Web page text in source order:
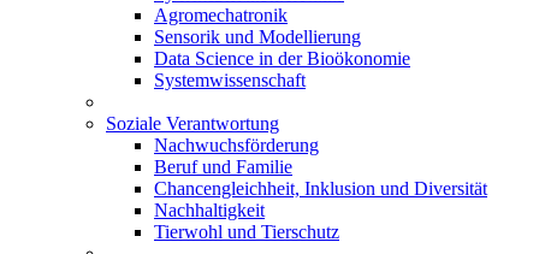
Agromechatronik
Sensorik und Modellierung
Data Science in der Bioökonomie
Systemwissenschaft
Soziale Verantwortung
Nachwuchsförderung
Beruf und Familie
Chancengleichheit, Inklusion und Diversität
Nachhaltigkeit
Tierwohl und Tierschutz